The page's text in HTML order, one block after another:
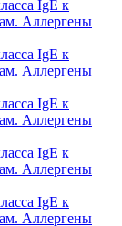
IgE к
Аллергены
IgE к
Аллергены
IgE к
Аллергены
IgE к
Аллергены
IgE к
Аллергены